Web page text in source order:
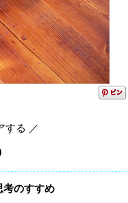
する ／
のすすめ